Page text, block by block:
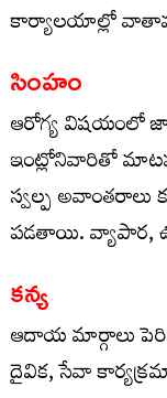
కార్యాలయాల్లో
సింహం
ఆరోగ్య విషయంలో
ఇంట్లోనివారితో
స్వల్ప
పడతాయి. వ్యాపార,
కన్య
ఆదాయ మార్గాలు
దైవిక, సేవా